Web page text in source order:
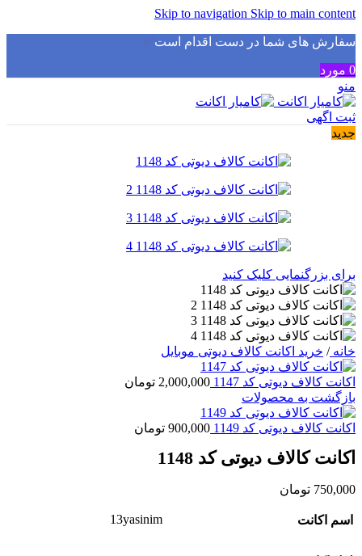
Skip to navigation Skip to main content
سفارش های شما در دست اقدام است✅
0 مورد
منو
ثبت اگهی
جدید
برای بزرگنمایی کلیک کنید
خانه/ خرید اکانت کالاف دیوتی موبایل
اکانت کالاف دیوتی کد 1147 2,000,000 تومان
بازگشت به محصولات
اکانت کالاف دیوتی کد 1149 900,000 تومان
اکانت کالاف دیوتی کد 1148
750,000 تومان
اسم اکانت 13yasinim